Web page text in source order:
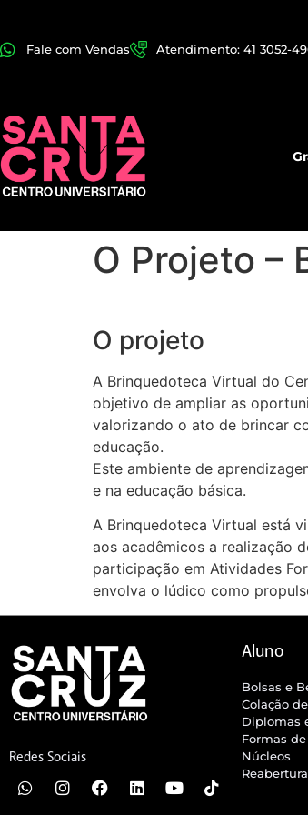
Fale com Vendas Atendimento: 41 3052-
O Projeto –
O projeto
A Brinquedoteca Virtual do
objetivo de ampliar as
valorizando o ato de brincar
educação.
Este ambiente de
e na educação básica.
A Brinquedoteca Virtual está
aos acadêmicos a realização
participação em Atividades
envolva o lúdico como
Redes Sociais
Aluno
Bolsas e
Colação
Diplomas
Formas
Núcleos